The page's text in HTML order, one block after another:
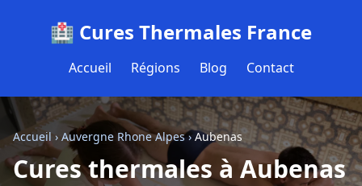
🏥 Cures Thermales France
Accueil Régions Blog Contact
Accueil› Auvergne Rhone Alpes› Aubenas
Cures thermales à Aubenas